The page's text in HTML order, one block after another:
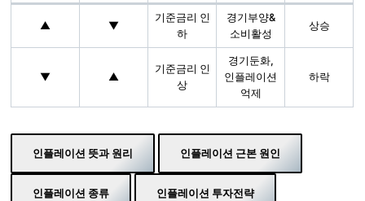
▲ ▼
기준금리 인
하
경기부양&
소비활성
상승
▼ ▲
기준금리 인
상
경기둔화,
인플레이션
억제
하락
인플레이션 뜻과 원리 인플레이션 근본 원인
인플레이션 종류 인플레이션 투자전략